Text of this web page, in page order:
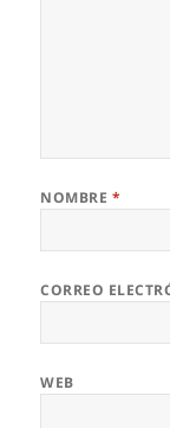
NOMBRE *
CORREO
WEB